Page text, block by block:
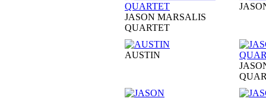
JASON MARSALIS
QUARTET
AUSTIN